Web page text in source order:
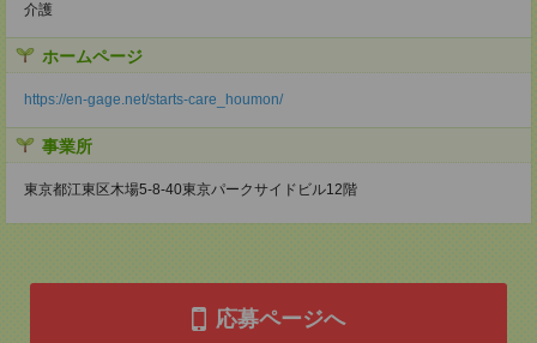
介護
ホームページ
https://en-gage.net/starts-care_houmon/
事業所
東京都江東区木場5-8-40東京パークサイドビル12階
応募ページへ